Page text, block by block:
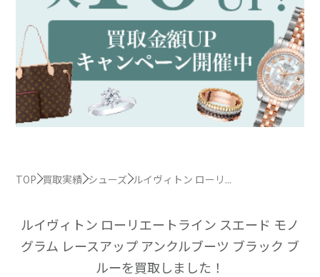
TOP 買取実績 シューズ ルイヴィトン ローリ...
ルイヴィトン ローリエートライン スエード モノ
グラム レースアップ アンクルブーツ ブラック ブ
ルーを買取しました！